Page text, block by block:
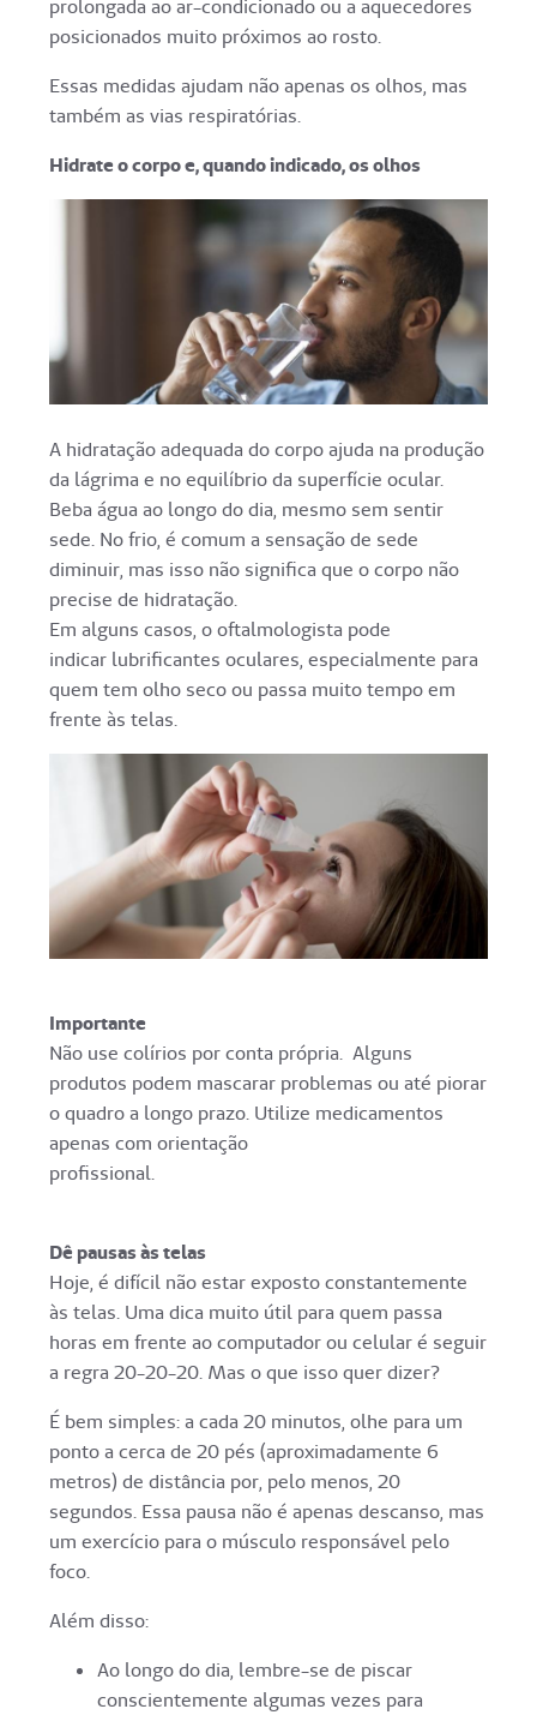
prolongada ao ar-condicionado ou a aquecedores
posicionados muito próximos ao rosto.
Essas medidas ajudam não apenas os olhos, mas
também as vias respiratórias.
Hidrate o corpo e, quando indicado, os olhos
A hidratação adequada do corpo ajuda na produção
da lágrima e no equilíbrio da superfície ocular.
Beba água ao longo do dia, mesmo sem sentir
sede. No frio, é comum a sensação de sede
diminuir, mas isso não significa que o corpo não
precise de hidratação.
Em alguns casos, o oftalmologista pode
indicar lubrificantes oculares, especialmente para
quem tem olho seco ou passa muito tempo em
frente às telas.
Importante
Não use colírios por conta própria. Alguns
produtos podem mascarar problemas ou até piorar
o quadro a longo prazo. Utilize medicamentos
apenas com orientação
profissional.
Dê pausas às telas
Hoje, é difícil não estar exposto constantemente
às telas. Uma dica muito útil para quem passa
horas em frente ao computador ou celular é seguir
a regra 20-20-20. Mas o que isso quer dizer?
É bem simples: a cada 20 minutos, olhe para um
ponto a cerca de 20 pés (aproximadamente 6
metros) de distância por, pelo menos, 20
segundos. Essa pausa não é apenas descanso, mas
um exercício para o músculo responsável pelo
foco.
Além disso:
Ao longo do dia, lembre-se de piscar
conscientemente algumas vezes para